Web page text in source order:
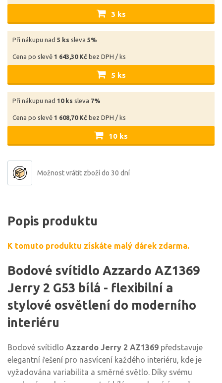
3 ks
Při nákupu nad 5 ks sleva 5%
Cena po slevě 1 643,30 Kč bez DPH / ks
5 ks
Při nákupu nad 10 ks sleva 7%
Cena po slevě 1 608,70 Kč bez DPH / ks
10 ks
Možnost vrátit zboží do 30 dní
Popis produktu
K tomuto produktu získáte malý dárek zdarma.
Bodové svítidlo Azzardo AZ1369
Jerry 2 G53 bílá - flexibilní a
stylové osvětlení do moderního
interiéru
Bodové svítidlo Azzardo Jerry 2 AZ1369 představuje
elegantní řešení pro nasvícení každého interiéru, kde je
vyžadována variabilita a směrné světlo. Díky svému